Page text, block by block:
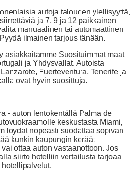
autoja talouden ylellisyyttä,
ja 7, 9 ja 12 paikkainen
manuaalinen tai automaattinen
ilmainen tarjous tänään.
asiakkaitamme Suosituimmat maat
ja Yhdysvallat. Autoista
Fuerteventura, Tenerife ja
ovat hyvin suosittuja.
- auton lentokentällä Palma de
keskustasta Miami,
löydät nopeasti suodattaa sopivan
kunkin kaupungin keräät
ottaa auton vastaanottoon. Jos
siirto hotelliin vertailusta tarjoaa
hotellipalvelut.